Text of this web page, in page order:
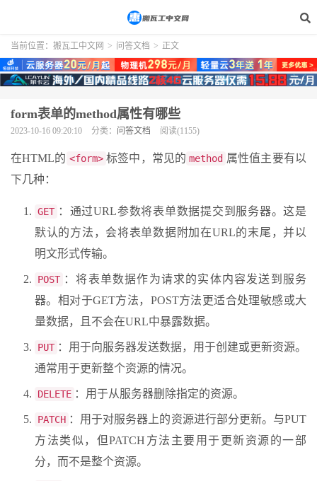
当前位置： 搬瓦工中文网 > 问答文档 > 正文
form表单的method属性有哪些
2023-10-16 09:20:10 分类： 问答文档 阅读(1155)
在HTML的 <form> 标签中，常见的 method 属性值主要有以
下几种：
GET ：通过URL参数将表单数据提交到服务器。这是
默认的方法，会将表单数据附加在URL的末尾，并以
明文形式传输。
POST ：将表单数据作为请求的实体内容发送到服务
器。相对于GET方法，POST方法更适合处理敏感或大
量数据，且不会在URL中暴露数据。
PUT ：用于向服务器发送数据，用于创建或更新资源。
通常用于更新整个资源的情况。
DELETE ：用于从服务器删除指定的资源。
PATCH ：用于对服务器上的资源进行部分更新。与PUT
方法类似，但PATCH方法主要用于更新资源的一部
分，而不是整个资源。